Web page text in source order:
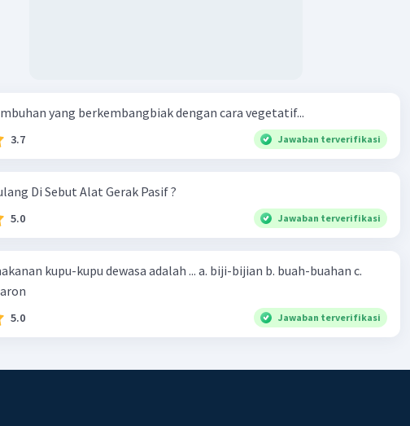
yang berkembangbiak dengan cara vegetatif...
3.7 Jawaban terverifikasi
Di Sebut Alat Gerak Pasif ?
5.0 Jawaban terverifikasi
kupu dewasa adalah ... a. biji-bijian b. buah-buahan c.
5.0 Jawaban terverifikasi